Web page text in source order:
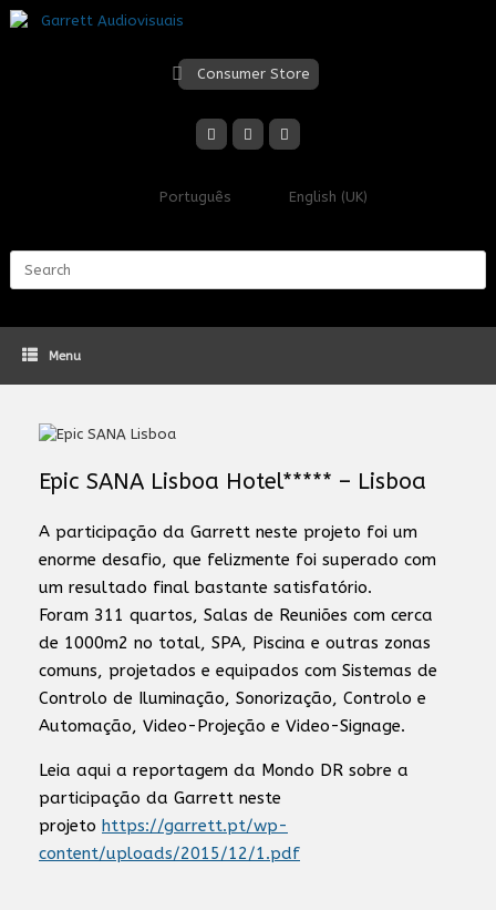
Skip
to
Consumer Store
Português English (UK)
Menu
Epic SANA Lisboa Hotel***** – Lisboa
A participação da Garrett neste projeto foi um
enorme desafio, que felizmente foi superado com
um resultado final bastante satisfatório.
Foram 311 quartos, Salas de Reuniões com cerca
de 1000m2 no total, SPA, Piscina e outras zonas
comuns, projetados e equipados com Sistemas de
Controlo de Iluminação, Sonorização, Controlo e
Automação, Video-Projeção e Video-Signage.
Leia aqui a reportagem da Mondo DR sobre a
participação da Garrett neste
projeto https://garrett.pt/wp-
content/uploads/2015/12/1.pdf